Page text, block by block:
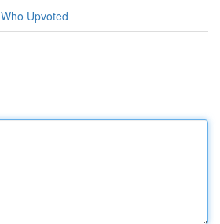
Who Upvoted